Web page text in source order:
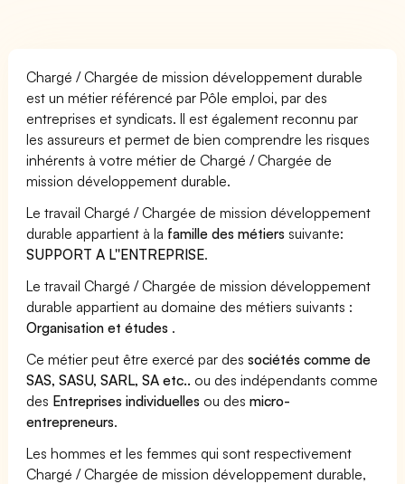
Chargé / Chargée de mission développement durable
est un métier référencé par Pôle emploi, par des
entreprises et syndicats. Il est également reconnu par
les assureurs et permet de bien comprendre les risques
inhérents à votre métier de Chargé / Chargée de
mission développement durable.
Le travail Chargé / Chargée de mission développement
durable appartient à la famille des métiers suivante:
SUPPORT A L''ENTREPRISE.
Le travail Chargé / Chargée de mission développement
durable appartient au domaine des métiers suivants :
Organisation et études .
Ce métier peut être exercé par dessociétés comme de
SAS, SASU, SARL, SA etc.. ou des indépendants comme
des Entreprises individuelles ou desmicro-
entrepreneurs.
Les hommes et les femmes qui sont respectivement
Chargé / Chargée de mission développement durable,